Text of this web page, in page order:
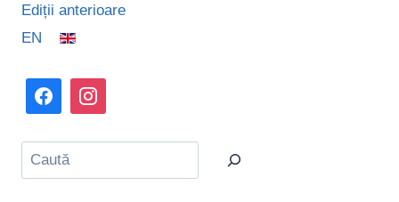
Ediții anterioare
EN
Caută